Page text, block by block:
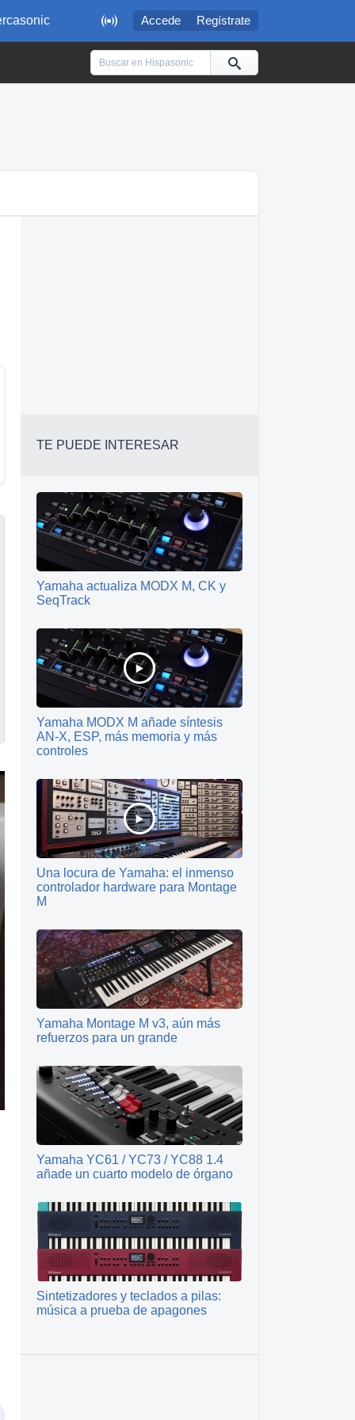
 Accede Regístrate
TE PUEDE INTERESAR
Yamaha actualiza MODX M, CK y
SeqTrack
Yamaha MODX M añade síntesis
AN-X, ESP, más memoria y más
controles
Una locura de Yamaha: el inmenso
controlador hardware para Montage
M
Yamaha Montage M v3, aún más
refuerzos para un grande
Yamaha YC61 / YC73 / YC88 1.4
añade un cuarto modelo de órgano
Sintetizadores y teclados a pilas:
música a prueba de apagones